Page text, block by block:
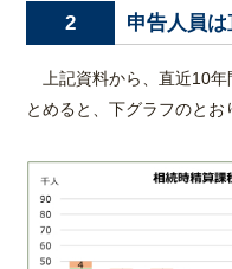
2 申告人員
上記資料から、直近10年
とめると、下グラフのとお